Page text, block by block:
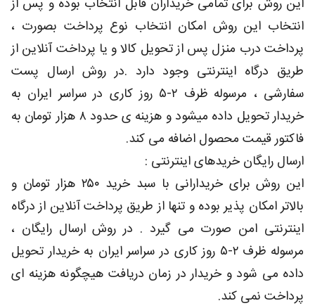
انتخاب این روش امکان انتخاب نوع پرداخت بصورت ،
پرداخت درب منزل پس از تحویل کالا و یا پرداخت آنلاین از
طریق درگاه اینترنتی وجود دارد .در روش ارسال پست
سفارشی ، مرسوله ظرف ۲-۵ روز کاری در سراسر ایران به
خریدار تحویل داده میشود و هزینه ی حدود ۸ هزار تومان به
فاکتور قیمت محصول اضافه می کند.
ارسال رایگان خریدهای اینترنتی :
این روش برای خریدارانی با سبد خرید ۲۵۰ هزار تومان و
بالاتر امکان پذیر بوده و تنها از طریق پرداخت آنلاین از درگاه
اینترنتی امن صورت می گیرد . در روش ارسال رایگان ،
مرسوله ظرف ۲-۵ روز کاری در سراسر ایران به خریدار تحویل
داده می شود و خریدار در زمان دریافت هیچگونه هزینه ای
پرداخت نمی کند.